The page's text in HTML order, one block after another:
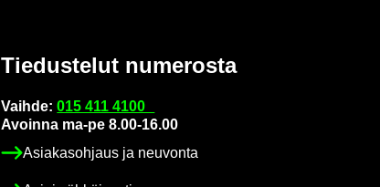
Tie­dus­te­lut nu­me­ros­ta
Vaih­de:015 411 4100
Avoin­na ma-pe 8.00-16.00
Asia­kas­oh­jaus ja neu­von­ta